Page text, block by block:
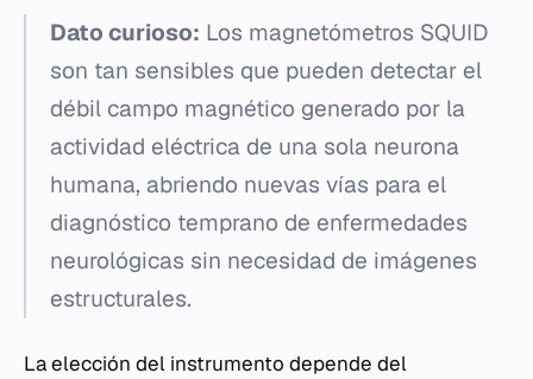
Dato curioso: Los magnetómetros SQUID
son tan sensibles que pueden detectar el
débil campo magnético generado por la
actividad eléctrica de una sola neurona
humana, abriendo nuevas vías para el
diagnóstico temprano de enfermedades
neurológicas sin necesidad de imágenes
estructurales.
La elección del instrumento depende del